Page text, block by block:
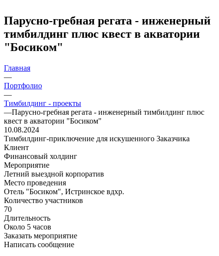
Парусно-гребная регата - инженерный
тимбилдинг плюс квест в акватории
"Босиком"
Главная
—
Портфолио
—
Тимбилдинг - проекты
—Парусно-гребная регата - инженерный тимбилдинг плюс
квест в акватории "Босиком"
10.08.2024
Тимбилдинг-приключение для искушенного Заказчика
Клиент
Финансовый холдинг
Мероприятие
Летний выездной корпоратив
Место проведения
Отель "Босиком", Истринское вдхр.
Количество участников
70
Длительность
Около 5 часов
Заказать мероприятие
Написать сообщение